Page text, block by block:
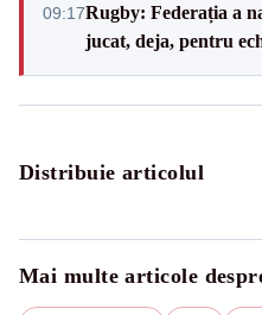
09:17Rugby: Federația a
jucat, deja, pentru
Distribuie articolul
Mai multe articole